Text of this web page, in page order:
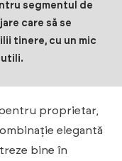
segmentul de
care să se
tinere, cu un mic
utili.
proprietar,
elegantă
bine în